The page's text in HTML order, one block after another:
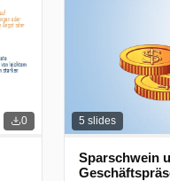
0 5 slides
Sparschwein